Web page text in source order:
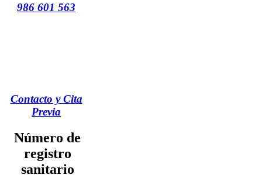
986 601 563
Contacto y Cita
Previa
Número de
registro
sanitario